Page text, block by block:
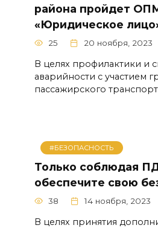
района пройдет
«Юридическое
25 20 ноября, 2023
В целях профилактики и
аварийности с участием
пассажирского
#БЕЗОПАСНОСТЬ
Только соблюдая
обеспечите свою
38 14 ноября, 2023
В целях принятия